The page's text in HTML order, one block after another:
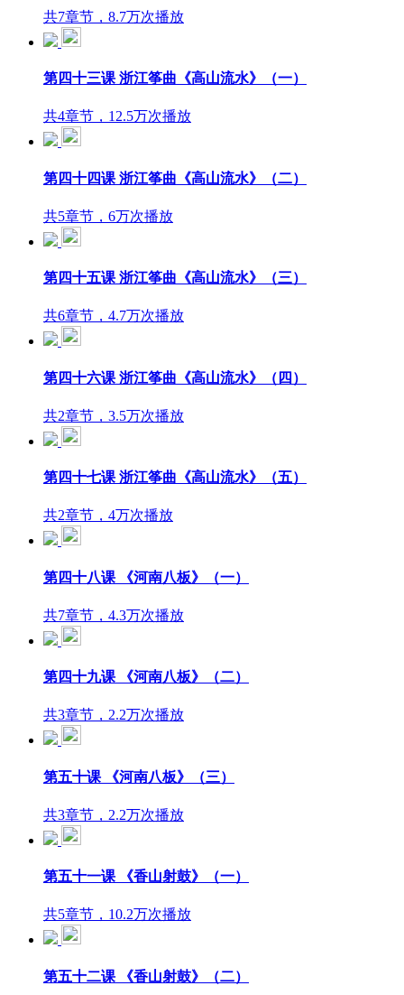
共7章节，8.7万次播放
第四十三课 浙江筝曲《高山流水》（一）
共4章节，12.5万次播放
第四十四课 浙江筝曲《高山流水》（二）
共5章节，6万次播放
第四十五课 浙江筝曲《高山流水》（三）
共6章节，4.7万次播放
第四十六课 浙江筝曲《高山流水》（四）
共2章节，3.5万次播放
第四十七课 浙江筝曲《高山流水》（五）
共2章节，4万次播放
第四十八课 《河南八板》（一）
共7章节，4.3万次播放
第四十九课 《河南八板》（二）
共3章节，2.2万次播放
第五十课 《河南八板》（三）
共3章节，2.2万次播放
第五十一课 《香山射鼓》（一）
共5章节，10.2万次播放
第五十二课 《香山射鼓》（二）